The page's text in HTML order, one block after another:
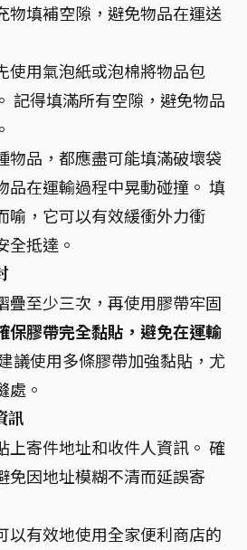
物填補空隙，避免物品在運送
使用氣泡紙或泡棉將物品包
記得填滿所有空隙，避免物品
物品，都應盡可能填滿破壞袋
品在運輸過程中晃動碰撞。 填
喻，它可以有效緩衝外力衝
全抵達。
疊至少三次，再使用膠帶牢固
保膠帶完全黏貼，避免在運輸
議使用多條膠帶加強黏貼，尤
處。
訊
上寄件地址和收件人資訊。 確
免因地址模糊不清而延誤寄
以有效地使用全家便利商店的